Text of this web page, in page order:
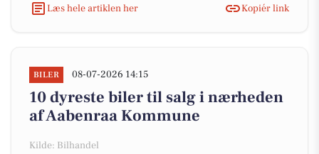
Læs hele artiklen her
Kopiér link
BILER 08-07-2026 14:15
10 dyreste biler til salg i nærheden
af Aabenraa Kommune
Kilde: Bilhandel